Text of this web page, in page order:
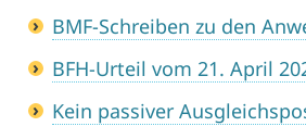
BMF-Schreiben zu den
BFH-Urteil vom 21. April
Kein passiver